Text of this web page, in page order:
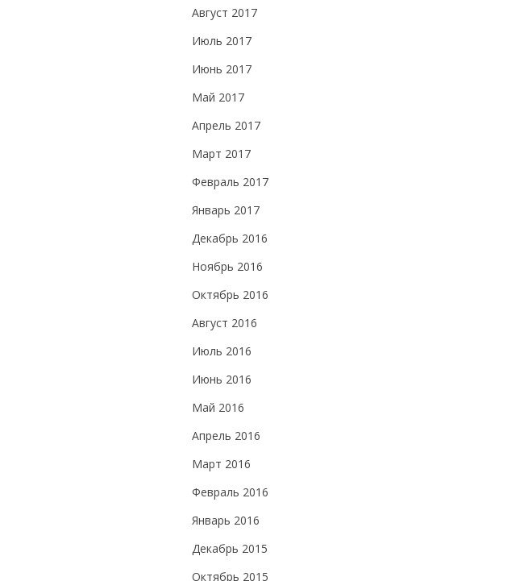
Август 2017
Июль 2017
Июнь 2017
Май 2017
Апрель 2017
Март 2017
Февраль 2017
Январь 2017
Декабрь 2016
Ноябрь 2016
Октябрь 2016
Август 2016
Июль 2016
Июнь 2016
Май 2016
Апрель 2016
Март 2016
Февраль 2016
Январь 2016
Декабрь 2015
Октябрь 2015